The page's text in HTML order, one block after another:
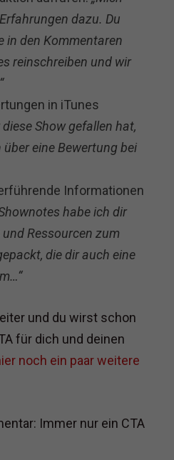
dazu. Du
in den Kommentaren
reinschreiben und wir
in iTunes
diese Show gefallen hat,
eine Bewertung bei
Informationen
habe ich dir
Ressourcen zum
die dir auch eine
und du wirst schon
für dich und deinen
noch ein paar weitere
Immer nur ein CTA